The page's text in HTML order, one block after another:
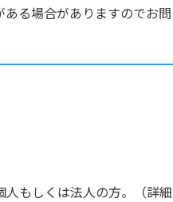
る場合がありますのでお
もしくは法人の方。（詳